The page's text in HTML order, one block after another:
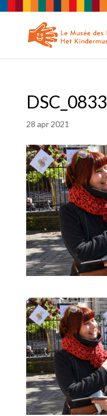
DSC_0833
28 apr 2021